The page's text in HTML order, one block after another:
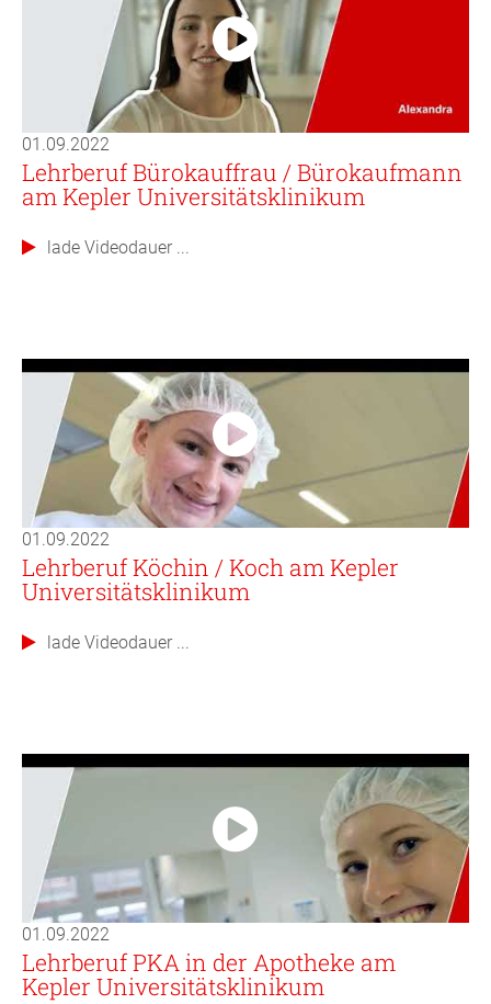
01.09.2022
Lehrberuf Bürokauffrau / Bürokaufmann
am Kepler Universitätsklinikum
lade Videodauer ...
01.09.2022
Lehrberuf Köchin / Koch am Kepler
Universitätsklinikum
lade Videodauer ...
01.09.2022
Lehrberuf PKA in der Apotheke am
Kepler Universitätsklinikum